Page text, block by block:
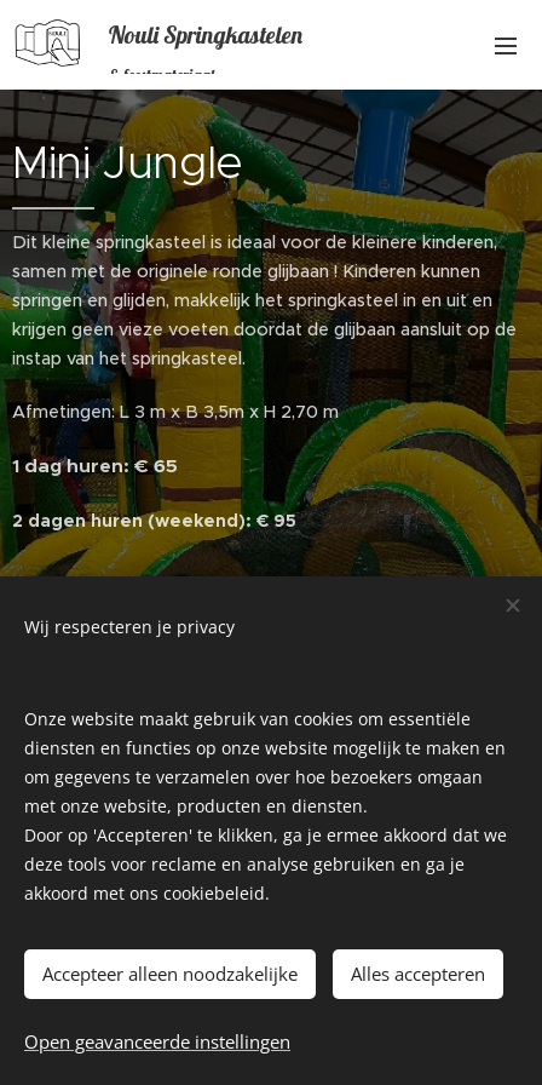
Nouli Springkastelen
& feestmateriaal
Mini Jungle
Dit kleine springkasteel is ideaal voor de kleinere kinderen,
samen met de originele ronde glijbaan ! Kinderen kunnen
springen en glijden, makkelijk het springkasteel in en uit en
krijgen geen vieze voeten doordat de glijbaan aansluit op de
instap van het springkasteel.
Afmetingen: L 3 m x B 3,5m x H 2,70 m
1 dag huren: € 65
2 dagen huren (weekend): € 95
Mogelijk gemaakt doorWebnode
Wij respecteren je privacy
Onze website maakt gebruik van cookies om essentiële
diensten en functies op onze website mogelijk te maken en
om gegevens te verzamelen over hoe bezoekers omgaan
met onze website, producten en diensten.
Door op 'Accepteren' te klikken, ga je ermee akkoord dat we
deze tools voor reclame en analyse gebruiken en ga je
akkoord met ons cookiebeleid.
Accepteer alleen noodzakelijke Alles accepteren
Open geavanceerde instellingen